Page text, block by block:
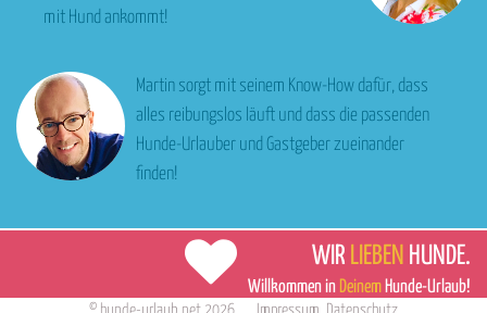
mit Hund ankommt!
Martin sorgt mit seinem Know-How dafür, dass
alles reibungslos läuft und dass die passenden
Hunde-Urlauber und Gastgeber zueinander
finden!
WIR LIEBEN HUNDE.
Willkommen in Deinem Hunde-Urlaub!